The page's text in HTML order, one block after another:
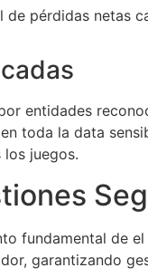
de pérdidas netas
entidades
toda la data
juegos.
fundamental de
garantizando